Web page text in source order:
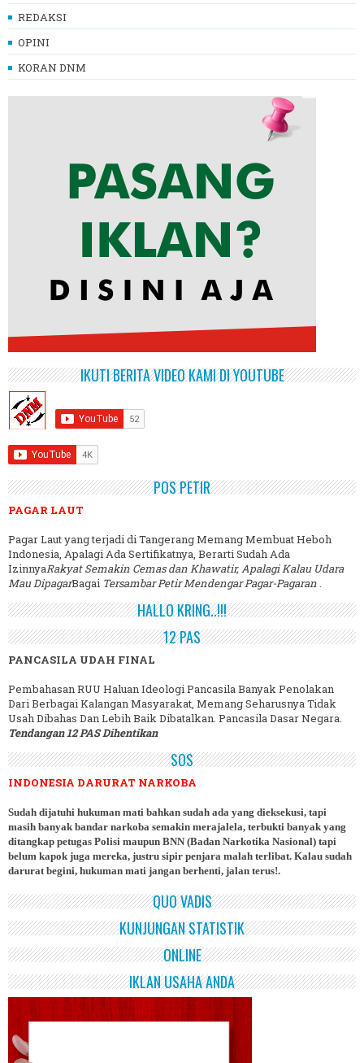
REDAKSI
OPINI
KORAN DNM
IKUTI BERITA VIDEO KAMI DI YOUTUBE
POS PETIR
PAGAR LAUT
Pagar Laut yang terjadi di Tangerang Memang Membuat Heboh
Indonesia, Apalagi Ada Sertifikatnya, Berarti Sudah Ada
IzinnyaRakyat Semakin Cemas dan Khawatir, Apalagi Kalau Udara
Mau DipagarBagai Tersambar Petir Mendengar Pagar-Pagaran.
HALLO KRING..!!!
12 PAS
PANCASILA UDAH FINAL
Pembahasan RUU Haluan Ideologi Pancasila Banyak Penolakan
Dari Berbagai Kalangan Masyarakat, Memang Seharusnya Tidak
Usah Dibahas Dan Lebih Baik Dibatalkan. Pancasila Dasar Negara.
Tendangan 12 PAS Dihentikan
SOS
INDONESIA DARURAT NARKOBA
Sudah dijatuhi hukuman mati bahkan sudah ada yang dieksekusi, tapi
masih banyak bandar narkoba semakin merajalela, terbukti banyak yang
ditangkap petugas Polisi maupun BNN (Badan Narkotika Nasional) tapi
belum kapok juga mereka, justru sipir penjara malah terlibat. Kalau sudah
darurat begini, hukuman mati jangan berhenti, jalan terus!.
QUO VADIS
KUNJUNGAN STATISTIK
ONLINE
IKLAN USAHA ANDA